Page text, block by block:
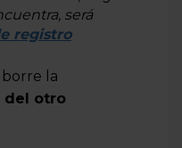
, será
registro
la
del otro